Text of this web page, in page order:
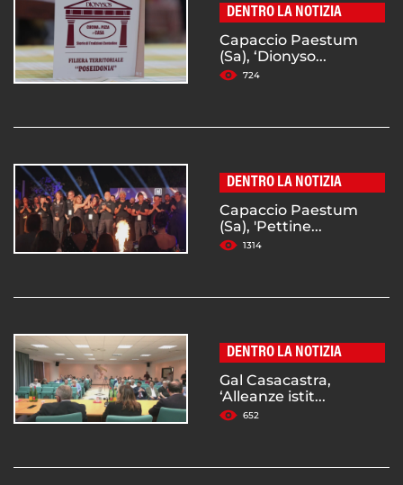
DENTRO LA NOTIZIA
Capaccio Paestum
(Sa), ‘Dionyso...
724
DENTRO LA NOTIZIA
Capaccio Paestum
(Sa), 'Pettine...
1314
DENTRO LA NOTIZIA
Gal Casacastra,
‘Alleanze istit...
652